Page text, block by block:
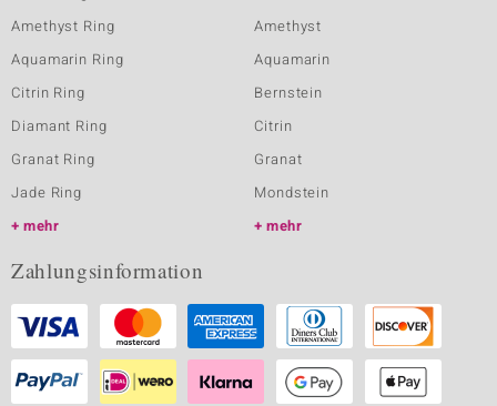
Amethyst Ring
Aquamarin Ring
Citrin Ring
Diamant Ring
Granat Ring
Jade Ring
mehr
Amethyst
Aquamarin
Bernstein
Citrin
Granat
Mondstein
mehr
Zahlungsinformation